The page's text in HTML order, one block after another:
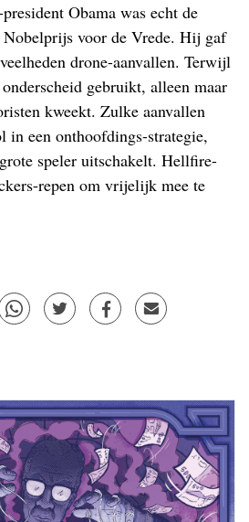
Obama was echt de
voor de Vrede. Hij gaf
drone-aanvallen. Terwijl
gebruikt, alleen maar
kweekt. Zulke aanvallen
in een onthoofdings-strategie,
speler uitschakelt. Hellfire-
repen om vrijelijk mee te